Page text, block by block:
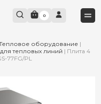
0
оборудование |
тепловых линий | Плита 4
77FG/PL